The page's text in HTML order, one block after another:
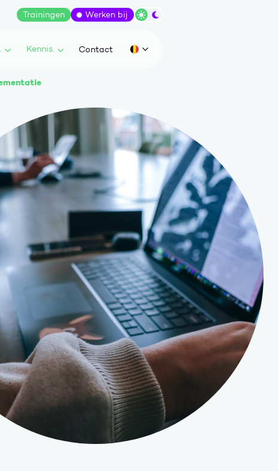
Trainingen Werken bij Wissel tussen dark/light modus
Kennis. Contact Huidige taal: be